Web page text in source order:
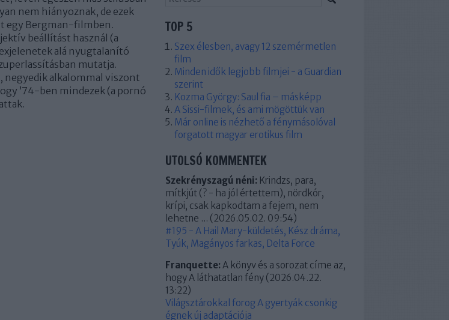
nem hiányoznak, de ezek
egy Bergman-filmben.
beállítást használ (a
alá nyugtalanító
mutatja.
negyedik alkalommal viszont
’74-ben mindezek (a pornó
TOP 5
Szex élesben, avagy 12 szemérmetlen
film
Minden idők legjobb filmjei - a Guardian
szerint
Kozma György: Saul fia – másképp
A Sissi-filmek, és ami mögöttük van
Már online is nézhető a fénymásolóval
forgatott magyar erotikus film
UTOLSÓ KOMMENTEK
Szekrényszagú néni: Krindzs, para,
mítkjút (? - ha jól értettem), nördkór,
krípi, csak kapkodtam a fejem, nem
lehetne ... (2026.05.02. 09:54)
#195 - A Hail Mary-küldetés, Kész dráma,
Tyúk, Magányos farkas, Delta Force
Franquette: A könyv és a sorozat címe az,
hogy A láthatatlan fény (2026.04.22.
13:22)
Világsztárokkal forog A gyertyák csonkig
égnek új adaptációja